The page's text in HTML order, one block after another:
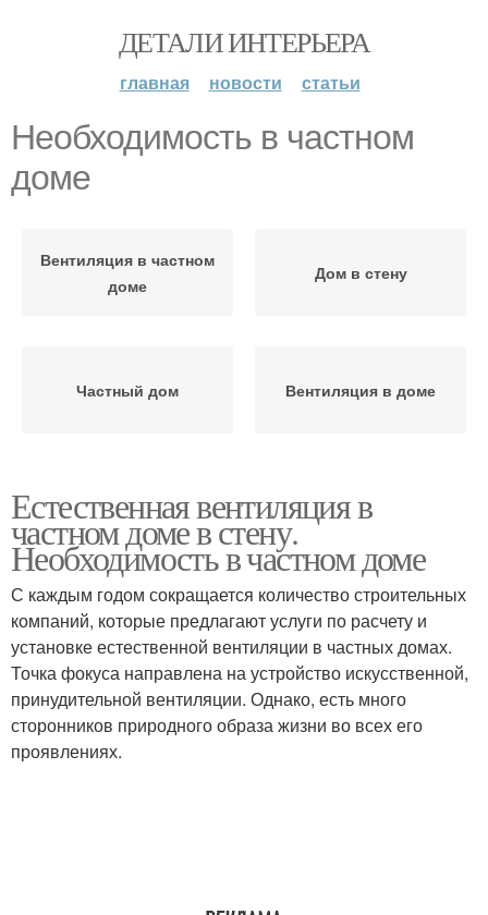
ДЕТАЛИ ИНТЕРЬЕРА
главная новости статьи
Необходимость в частном
доме
Вентиляция в частном
доме
Дом в стену
Частный дом Вентиляция в доме
Естественная вентиляция в
частном доме в стену.
Необходимость в частном доме
С каждым годом сокращается количество строительных
компаний, которые предлагают услуги по расчету и
установке естественной вентиляции в частных домах.
Точка фокуса направлена на устройство искусственной,
принудительной вентиляции. Однако, есть много
сторонников природного образа жизни во всех его
проявлениях.